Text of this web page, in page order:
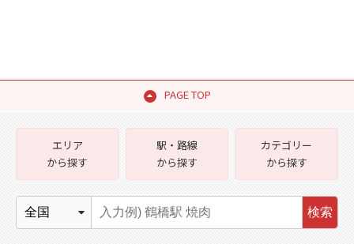
PAGE TOP
エリア
から探す
駅・路線
から探す
カテゴリー
から探す
検索